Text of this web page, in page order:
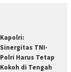
Kapolri:
Sinergitas TNI-
Polri Harus Tetap
Kokoh di Tengah